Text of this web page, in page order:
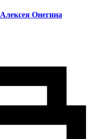
Алексея Онегина